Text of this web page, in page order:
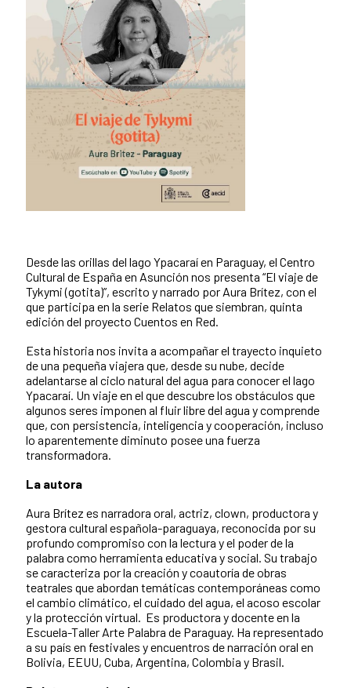
Desde las orillas del lago Ypacaraí en Paraguay, el Centro
Cultural de España en Asunción nos presenta “El viaje de
Tykymi (gotita)”, escrito y narrado por Aura Brítez, con el
que participa en la serie Relatos que siembran, quinta
edición del proyecto Cuentos en Red.
Esta historia nos invita a acompañar el trayecto inquieto
de una pequeña viajera que, desde su nube, decide
adelantarse al ciclo natural del agua para conocer el lago
Ypacaraí. Un viaje en el que descubre los obstáculos que
algunos seres imponen al fluir libre del agua y comprende
que, con persistencia, inteligencia y cooperación, incluso
lo aparentemente diminuto posee una fuerza
transformadora.
La autora
Aura Brítez es narradora oral, actriz, clown, productora y
gestora cultural española-paraguaya, reconocida por su
profundo compromiso con la lectura y el poder de la
palabra como herramienta educativa y social. Su trabajo
se caracteriza por la creación y coautoría de obras
teatrales que abordan temáticas contemporáneas como
el cambio climático, el cuidado del agua, el acoso escolar
y la protección virtual. Es productora y docente en la
Escuela-Taller Arte Palabra de Paraguay. Ha representado
a su país en festivales y encuentros de narración oral en
Bolivia, EEUU, Cuba, Argentina, Colombia y Brasil.